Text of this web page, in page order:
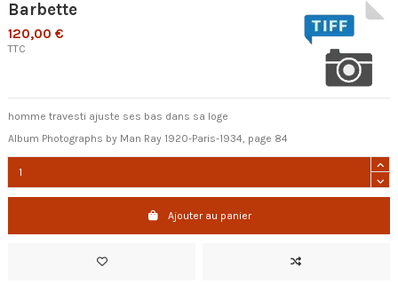
Barbette
120,00 €
TTC
homme travesti ajuste ses bas dans sa loge
Album Photographs by Man Ray 1920-Paris-1934, page 84
Ajouter au panier